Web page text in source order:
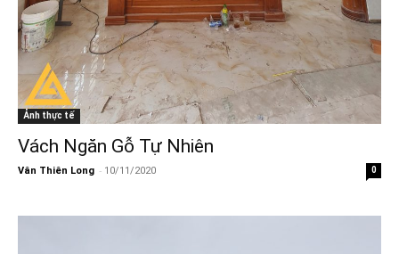
Ảnh thực tế
Vách Ngăn Gỗ Tự Nhiên
Vân Thiên Long - 10/11/2020 0